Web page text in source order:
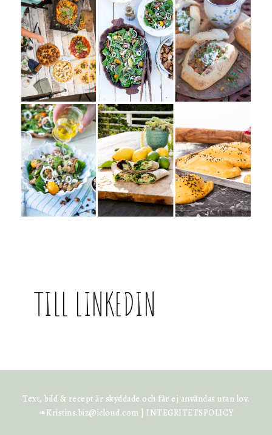
TILL LINKEDIN
Text, bild & recept är skyddade och får ej användas utan lov.
❧Kristins.biz@icloud.com | INTEGRITETSPOLICY